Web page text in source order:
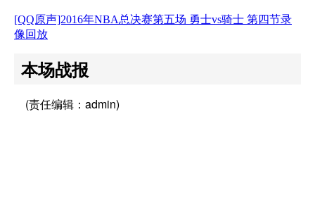
[QQ原声]2016年NBA总决赛第五场 勇士vs骑士 第四节录
像回放
本场战报
(责任编辑：admin)